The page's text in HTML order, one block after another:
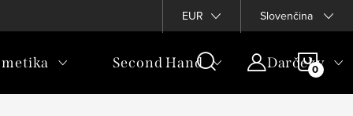
EUR Slovenčina
Second Hand Darčeky